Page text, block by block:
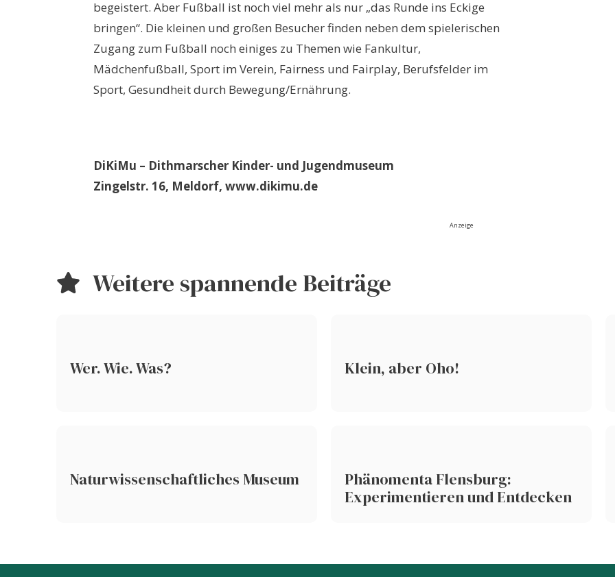
begeistert. Aber Fußball ist noch viel mehr als nur „das Runde ins Eckige
bringen“. Die kleinen und großen Besucher finden neben dem spielerischen
Zugang zum Fußball noch einiges zu Themen wie Fankultur,
Mädchenfußball, Sport im Verein, Fairness und Fairplay, Berufsfelder im
Sport, Gesundheit durch Bewegung/Ernährung.
DiKiMu – Dithmarscher Kinder- und Jugendmuseum
Zingelstr. 16, Meldorf, www.dikimu.de
Anzeige
Weitere spannende Beiträge
Wer. Wie. Was? Klein, aber Oho!
Naturwissenschaftliches Museum
Phänomenta Flensburg:
Experimentieren und Entdecken